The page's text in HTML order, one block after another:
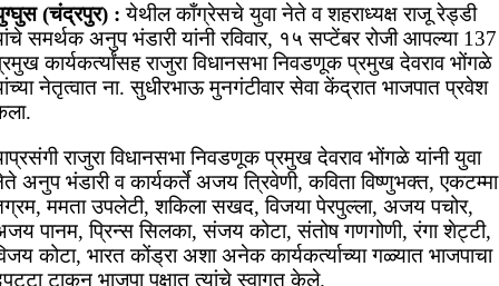
(चंद्रपुर) : येथील काँग्रेसचे युवा नेते व शहराध्यक्ष राजू रेड्डी
समर्थक अनुप भंडारी यांनी रविवार, १५ सप्टेंबर रोजी आपल्या 137
कार्यकर्त्यांसह राजुरा विधानसभा निवडणूक प्रमुख देवराव भोंगळे
नेतृत्वात ना. सुधीरभाऊ मुनगंटीवार सेवा केंद्रात भाजपात प्रवेश
राजुरा विधानसभा निवडणूक प्रमुख देवराव भोंगळे यांनी युवा
अनुप भंडारी व कार्यकर्ते अजय त्रिवेणी, कविता विष्णुभक्त, एकटम्मा
ममता उपलेटी, शकिला सखद, विजया पेरपुल्ला, अजय पचोर,
पानम, प्रिन्स सिलका, संजय कोटा, संतोष गणगोणी, रंगा शेट्टी,
कोटा, भारत कोंड्रा अशा अनेक कार्यकर्त्याच्या गळ्यात भाजपाचा
टाकून भाजपा पक्षात त्यांचे स्वागत केले.